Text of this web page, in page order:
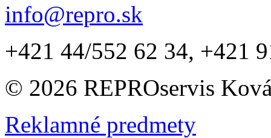
info@repro.sk
+421 44/552 62 34, +421
© 2026 REPROservis
Reklamné predmety